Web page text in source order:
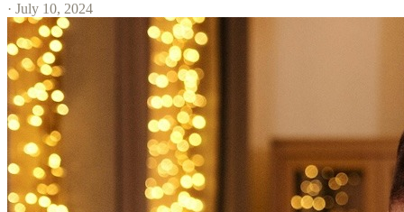
· July 10, 2024